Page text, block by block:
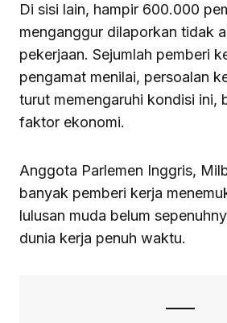
Di sisi lain, hampir 600.000
menganggur dilaporkan tidak
pekerjaan. Sejumlah pemberi
pengamat menilai, persoalan
turut memengaruhi kondisi ini,
faktor ekonomi.
Anggota Parlemen Inggris,
banyak pemberi kerja
lulusan muda belum
dunia kerja penuh waktu.